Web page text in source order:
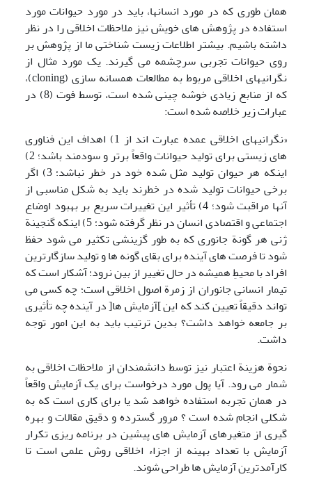
همان طوری که در مورد انسانها، باید در مورد حیوانات مورد
استفاده در پژوهش های خویش نیز ملاحظات اخلاقی را در نظر
داشته باشیم. بیشتر اطلاعات زیست شناختی ما از پژوهش بر
روی حیوانات تجربی سرچشمه می گیرند. یک مورد مثال از
نگرانیهای اخلاقی مربوط به مطالعات همسانه سازی (cloning)،
که از منابع زیادی خوشه چینی شده است، توسط فوت (8) در
عبارات زیر خلاصه شده است:
«نگرانیهای اخلاقی عمده عبارت اند از 1) اهداف این فناوری
های زیستی برای تولید حیوانات واقعاً برتر و سودمند باشد؛ 2)
اینکه هر حیوان تولید مثل شده خود در خطر نباشد؛ 3) اگر
برخی حیوانات تولید شده در خطرند باید به شکل مناسبی از
آنها مراقبت شود؛ 4) تأثیر این تغییرات سریع بر بهبود اوضاع
اجتماعی و اقتصادی انسان در نظر گرفته شود؛ 5) اینکه گنجینة
ژنی هر گونة جانوری که به طور گزینشی تکثیر می شود حفظ
شود تا فرصت های آینده برای بقای گونه ها و تولید سازگارترین
افراد با محیطِ همیشه در حال تغییر از بین نرود؛ آشکار است که
تیمار انسانی جانوران از زمرة اصول اخلاقی است؛ چه کسی می
تواند دقیقاً تعیین کند که این ]آزمایش ها[ در آینده چه تأثیری
بر جامعه خواهد داشت؟ بدین ترتیب باید به این امور توجه
داشت.
نحوة هزینة اعتبار نیز توسط دانشمندان از ملاحظات اخلاقی به
شمار می رود. آیا پول مورد درخواست برای یک آزمایش واقعاً
در همان تجربه استفاده خواهد شد یا برای کاری است که به
شکلی انجام شده است ؟ مرور گسترده و دقیق مقالات و بهره
گیری از متغیرهای آزمایش های پیشین در برنامه ریزی تکرار
آزمایش با تعداد بهینه از اجزاء اخلاقی روش علمی است تا
کارآمدترین آزمایش ها طراحی شوند.